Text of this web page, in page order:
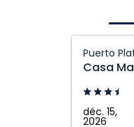
déc. 15,
2026
Marina
Sosua
Trademark
by